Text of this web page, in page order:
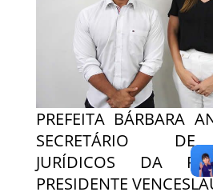
PREFEITA BÁRBARA
SECRETÁRIO DE
JURÍDICOS DA
PRESIDENTE